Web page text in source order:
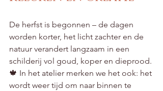
De herfst is begonnen – de dagen
worden korter, het licht zachter en de
natuur verandert langzaam in een
schilderij vol goud, koper en dieprood.
🍁 In het atelier merken we het ook: het
wordt weer tijd om naar binnen te